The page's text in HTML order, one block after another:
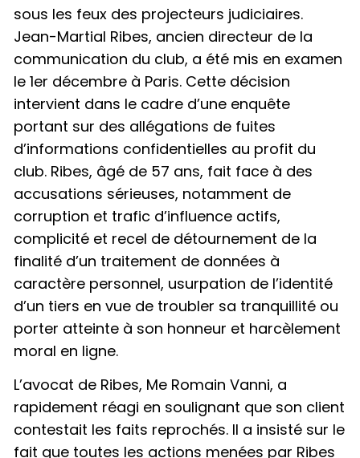
sous les feux des projecteurs judiciaires.
Jean-Martial Ribes, ancien directeur de la
communication du club, a été mis en examen
le 1er décembre à Paris. Cette décision
intervient dans le cadre d’une enquête
portant sur des allégations de fuites
d’informations confidentielles au profit du
club. Ribes, âgé de 57 ans, fait face à des
accusations sérieuses, notamment de
corruption et trafic d’influence actifs,
complicité et recel de détournement de la
finalité d’un traitement de données à
caractère personnel, usurpation de l’identité
d’un tiers en vue de troubler sa tranquillité ou
porter atteinte à son honneur et harcèlement
moral en ligne.
L’avocat de Ribes, Me Romain Vanni, a
rapidement réagi en soulignant que son client
contestait les faits reprochés. Il a insisté sur le
fait que toutes les actions menées par Ribes